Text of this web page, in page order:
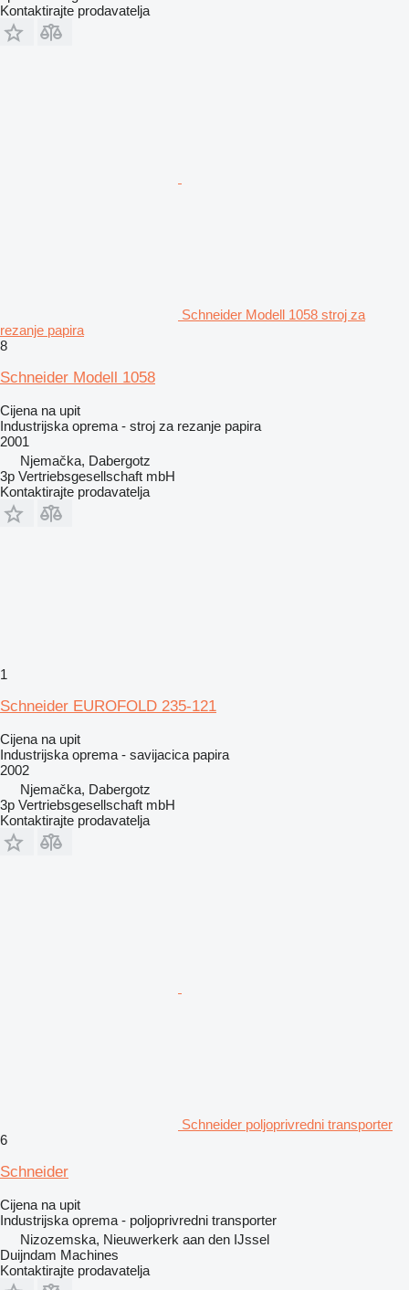
Kontaktirajte prodavatelja
Schneider Modell 1058 stroj za
rezanje papira
8
Schneider Modell 1058
Cijena na upit
Industrijska oprema - stroj za rezanje papira
2001
Njemačka, Dabergotz
3p Vertriebsgesellschaft mbH
Kontaktirajte prodavatelja
1
Schneider EUROFOLD 235-121
Cijena na upit
Industrijska oprema - savijacica papira
2002
Njemačka, Dabergotz
3p Vertriebsgesellschaft mbH
Kontaktirajte prodavatelja
Schneider poljoprivredni transporter
6
Schneider
Cijena na upit
Industrijska oprema - poljoprivredni transporter
Nizozemska, Nieuwerkerk aan den IJssel
Duijndam Machines
Kontaktirajte prodavatelja